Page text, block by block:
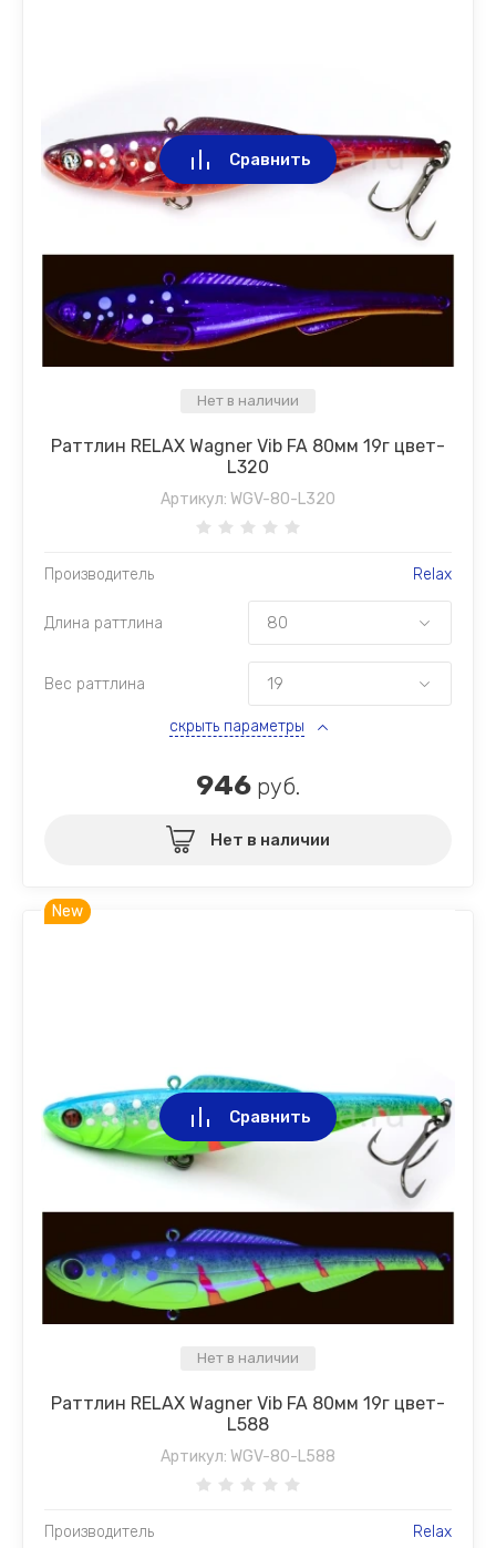
Нет в наличии
Раттлин RELAX Wagner Vib FA 80мм 19г цвет-
L320
Артикул: WGV-80-L320
Производитель Relax
Длина раттлина
Вес раттлина
скрыть параметры
Сравнить
946 руб.
Нет в наличии
New
Нет в наличии
Раттлин RELAX Wagner Vib FA 80мм 19г цвет-
L588
Артикул: WGV-80-L588
Производитель Relax
Сравнить